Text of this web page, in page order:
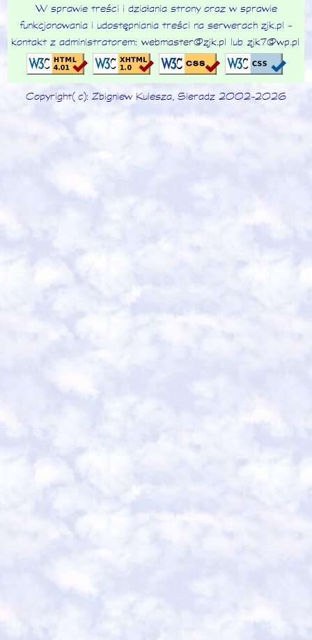
W sprawie treści i działania strony oraz w sprawie
funkcjonowania i udostępniania treści na serwerach zjk.pl -
kontakt z administratorem: webmaster@zjk.pl lub zjk7@wp.pl
Copyright (c): Zbigniew Kulesza, Sieradz 2002-2026